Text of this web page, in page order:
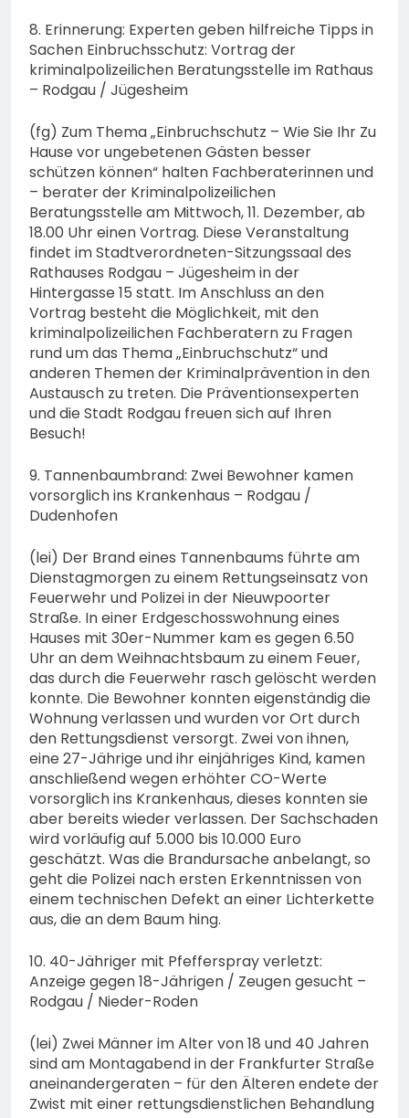
8. Erinnerung: Experten geben hilfreiche Tipps in
Sachen Einbruchsschutz: Vortrag der
kriminalpolizeilichen Beratungsstelle im Rathaus
– Rodgau / Jügesheim
(fg) Zum Thema „Einbruchschutz – Wie Sie Ihr Zu
Hause vor ungebetenen Gästen besser
schützen können“ halten Fachberaterinnen und
– berater der Kriminalpolizeilichen
Beratungsstelle am Mittwoch, 11. Dezember, ab
18.00 Uhr einen Vortrag. Diese Veranstaltung
findet im Stadtverordneten-Sitzungssaal des
Rathauses Rodgau – Jügesheim in der
Hintergasse 15 statt. Im Anschluss an den
Vortrag besteht die Möglichkeit, mit den
kriminalpolizeilichen Fachberatern zu Fragen
rund um das Thema „Einbruchschutz“ und
anderen Themen der Kriminalprävention in den
Austausch zu treten. Die Präventionsexperten
und die Stadt Rodgau freuen sich auf Ihren
Besuch!
9. Tannenbaumbrand: Zwei Bewohner kamen
vorsorglich ins Krankenhaus – Rodgau /
Dudenhofen
(lei) Der Brand eines Tannenbaums führte am
Dienstagmorgen zu einem Rettungseinsatz von
Feuerwehr und Polizei in der Nieuwpoorter
Straße. In einer Erdgeschosswohnung eines
Hauses mit 30er-Nummer kam es gegen 6.50
Uhr an dem Weihnachtsbaum zu einem Feuer,
das durch die Feuerwehr rasch gelöscht werden
konnte. Die Bewohner konnten eigenständig die
Wohnung verlassen und wurden vor Ort durch
den Rettungsdienst versorgt. Zwei von ihnen,
eine 27-Jährige und ihr einjähriges Kind, kamen
anschließend wegen erhöhter CO-Werte
vorsorglich ins Krankenhaus, dieses konnten sie
aber bereits wieder verlassen. Der Sachschaden
wird vorläufig auf 5.000 bis 10.000 Euro
geschätzt. Was die Brandursache anbelangt, so
geht die Polizei nach ersten Erkenntnissen von
einem technischen Defekt an einer Lichterkette
aus, die an dem Baum hing.
10. 40-Jähriger mit Pfefferspray verletzt:
Anzeige gegen 18-Jährigen / Zeugen gesucht –
Rodgau / Nieder-Roden
(lei) Zwei Männer im Alter von 18 und 40 Jahren
sind am Montagabend in der Frankfurter Straße
aneinandergeraten – für den Älteren endete der
Zwist mit einer rettungsdienstlichen Behandlung